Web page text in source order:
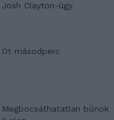
Josh Clayton-ügy
Öt másodperc
Megbocsáthatatlan bűnök